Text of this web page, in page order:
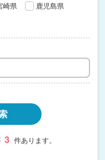
崎県
鹿児島県
3 件あります。